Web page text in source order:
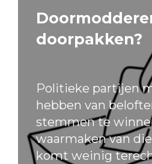
doorpakken?
Politieke partijen
hebben van
stemmen te
waarmaken van
komt weinig